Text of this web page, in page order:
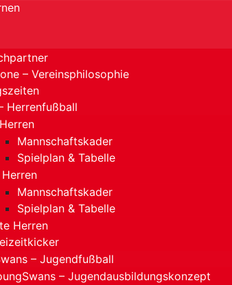
– Vereinsphilosophie
Herrenfußball
Mannschaftskader
Spielplan & Tabelle
Mannschaftskader
Spielplan & Tabelle
Herren
– Jugendfußball
– Jugendausbildungskonzept